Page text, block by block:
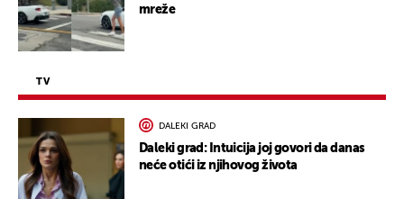
mreže
TV
DALEKI GRAD
Daleki grad: Intuicija joj govori da danas
neće otići iz njihovog života